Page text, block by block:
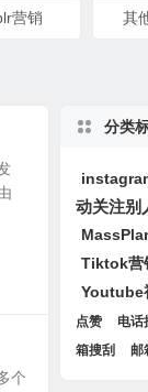
营销 其
个
分类
动关注别
Tiktok营
Youtube
点赞
电话
箱搜刮
邮